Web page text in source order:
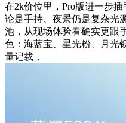
在2k价位里，Pro版进一步
论是手持、夜景仍是复杂光
池，从现场体验看确实更跟
色：海蓝宝、星光粉、月光
量记载，